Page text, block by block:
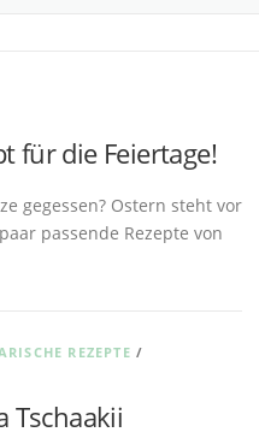
für die Feiertage!
gegessen? Ostern steht vor
passende Rezepte von
REZEPTE /
Tschaakii